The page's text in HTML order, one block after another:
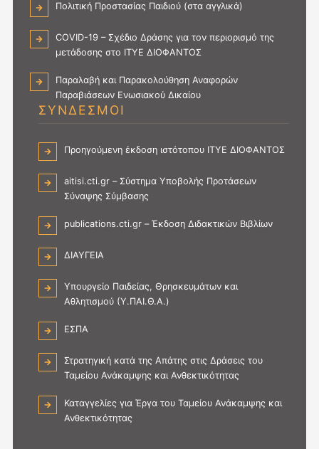
Πολιτική Προστασίας Παιδιού (στα αγγλικά)
COVID-19 – Σχέδιο Δράσης για τον περιορισμό της
μετάδοσης στο ΙΤΥΕ ΔΙΟΦΑΝΤΟΣ
Παραλαβή και Παρακολούθηση Αναφορών
Παραβιάσεων Ενωσιακού Δικαίου
ΣΥΝΔΕΣΜΟΙ
Προηγούμενη έκδοση ιστότοπου ΙΤΥΕ ΔΙΟΦΑΝΤΟΣ
aitisi.cti.gr – Σύστημα Υποβολής Προτάσεων
Σύναψης Σύμβασης
publications.cti.gr – Έκδοση Διδακτικών Βιβλίων
ΔΙΑΥΓΕΙΑ
Υπουργείο Παιδείας, Θρησκευμάτων και
Αθλητισμού (Υ.ΠΑΙ.Θ.Α.)
ΕΣΠΑ
Στρατηγική κατά της Απάτης στις Δράσεις του
Ταμείου Ανάκαμψης και Ανθεκτικότητας
Καταγγελίες για Έργα του Ταμείου Ανάκαμψης και
Ανθεκτικότητας